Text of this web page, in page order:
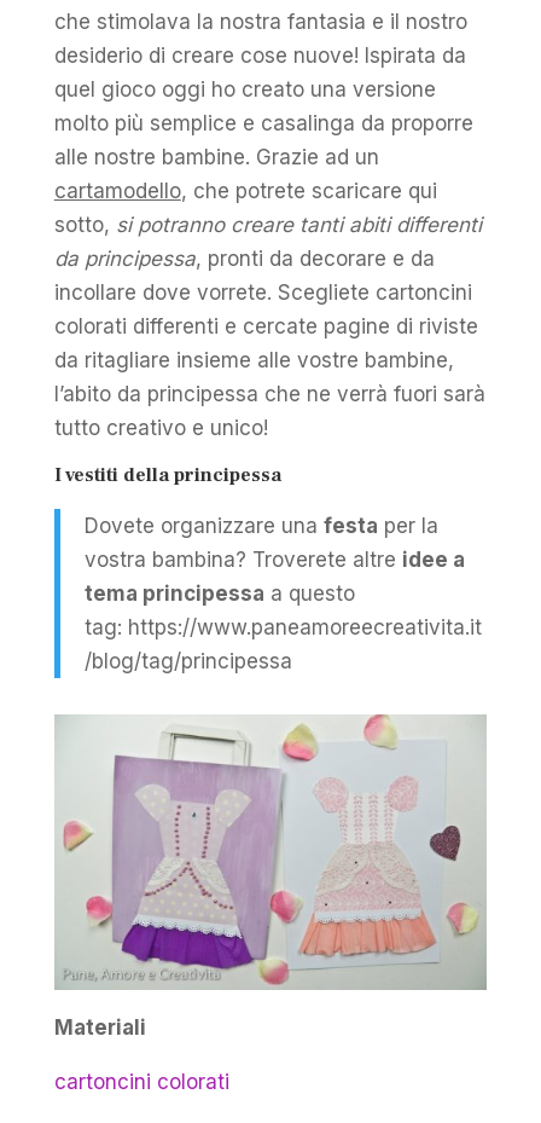
che stimolava la nostra fantasia e il nostro
desiderio di creare cose nuove! Ispirata da
quel gioco oggi ho creato una versione
molto più semplice e casalinga da proporre
alle nostre bambine. Grazie ad un
cartamodello, che potrete scaricare qui
sotto, si potranno creare tanti abiti differenti
da principessa, pronti da decorare e da
incollare dove vorrete. Scegliete cartoncini
colorati differenti e cercate pagine di riviste
da ritagliare insieme alle vostre bambine,
l’abito da principessa che ne verrà fuori sarà
tutto creativo e unico!
I vestiti della principessa
Dovete organizzare una festa per la
vostra bambina? Troverete altre idee a
tema principessa a questo
tag: https://www.paneamoreecreativita.it
/blog/tag/principessa
Materiali
cartoncini colorati